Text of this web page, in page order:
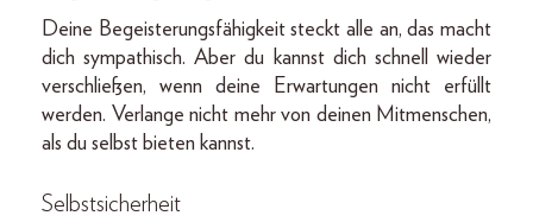
Deine Begeisterungsfähigkeit steckt alle an, das macht
dich sympathisch. Aber du kannst dich schnell wieder
verschließen, wenn deine Erwartungen nicht erfüllt
werden. Verlange nicht mehr von deinen Mitmenschen,
als du selbst bieten kannst.
Selbstsicherheit